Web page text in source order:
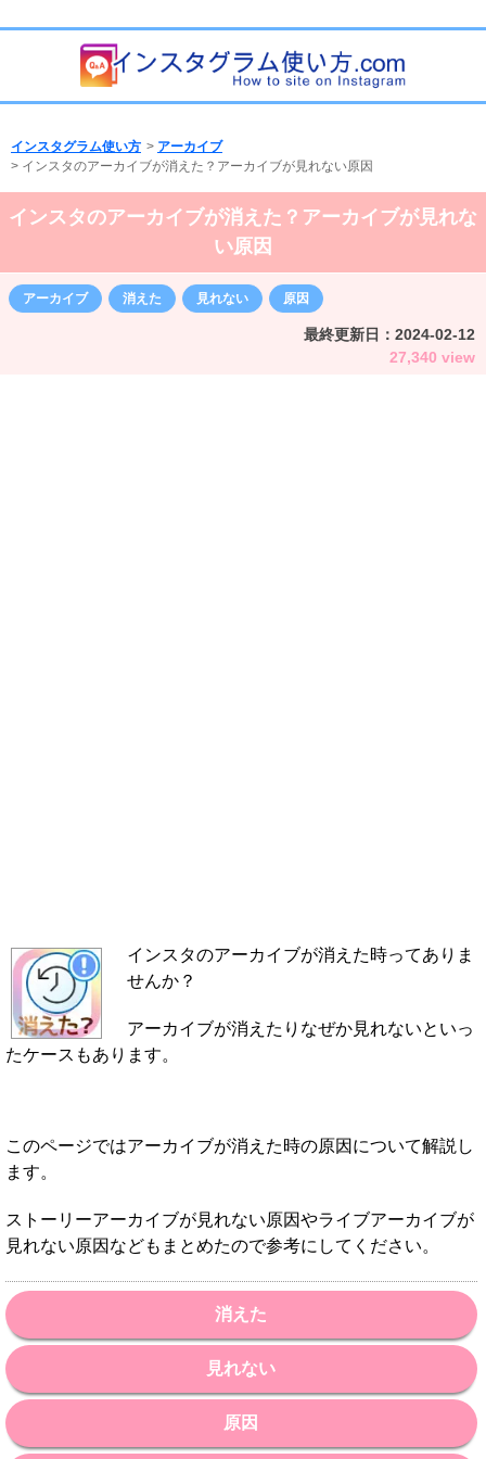
インスタグラム使い方 > アーカイブ
> インスタのアーカイブが消えた？アーカイブが見れない原因
インスタのアーカイブが消えた？アーカイブが見れな
い原因
アーカイブ 消えた 見れない 原因
最終更新日： 2024-02-12
27,340 view
インスタのアーカイブが消えた時ってありま
せんか？
アーカイブが消えたりなぜか見れないといっ
たケースもあります。
このページではアーカイブが消えた時の原因について解説し
ます。
ストーリーアーカイブが見れない原因やライブアーカイブが
見れない原因などもまとめたので参考にしてください。
消えた
見れない
原因